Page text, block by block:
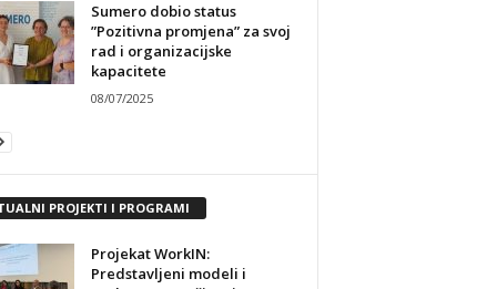
Sumero dobio status
”Pozitivna promjena” za svoj
rad i organizacijske
kapacitete
08/07/2025
PROJEKTI I PROGRAMI
Projekat WorkIN:
Predstavljeni modeli i